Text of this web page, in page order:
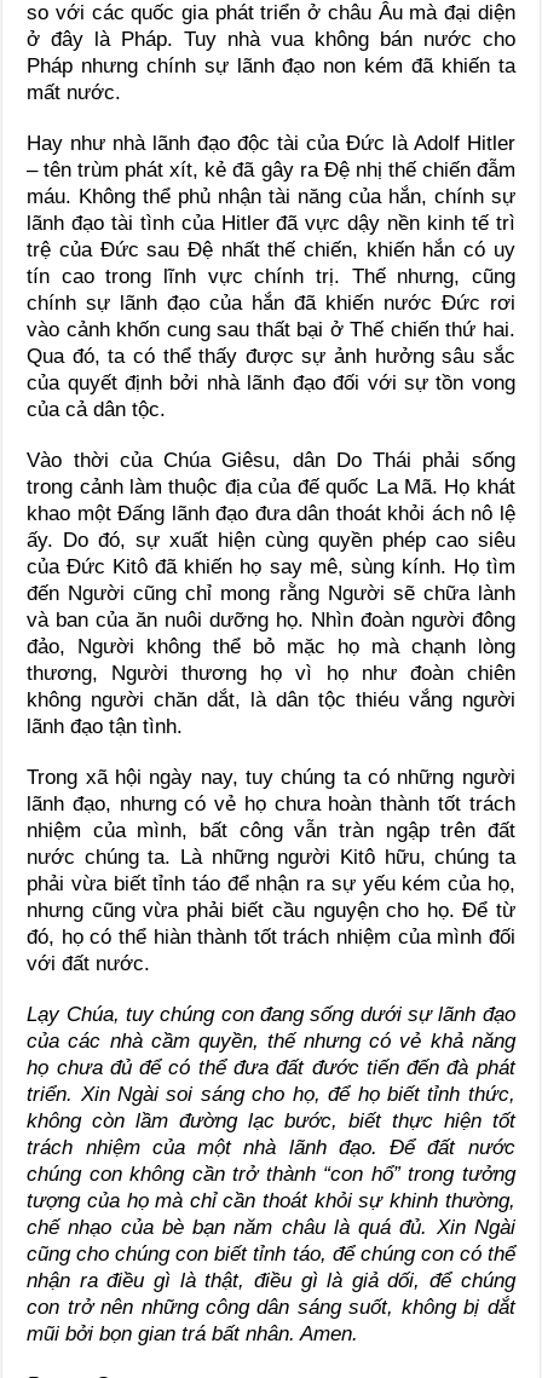
so với các quốc gia phát triển ở châu Âu mà đại diện
ở đây là Pháp. Tuy nhà vua không bán nước cho
Pháp nhưng chính sự lãnh đạo non kém đã khiến ta
mất nước.
Hay như nhà lãnh đạo độc tài của Đức là Adolf Hitler
– tên trùm phát xít, kẻ đã gây ra Đệ nhị thế chiến đẫm
máu. Không thể phủ nhận tài năng của hắn, chính sự
lãnh đạo tài tình của Hitler đã vực dậy nền kinh tế trì
trệ của Đức sau Đệ nhất thế chiến, khiến hắn có uy
tín cao trong lĩnh vực chính trị. Thế nhưng, cũng
chính sự lãnh đạo của hắn đã khiến nước Đức rơi
vào cảnh khốn cung sau thất bại ở Thế chiến thứ hai.
Qua đó, ta có thể thấy được sự ảnh hưởng sâu sắc
của quyết định bởi nhà lãnh đạo đối với sự tồn vong
của cả dân tộc.
Vào thời của Chúa Giêsu, dân Do Thái phải sống
trong cảnh làm thuộc địa của đế quốc La Mã. Họ khát
khao một Đấng lãnh đạo đưa dân thoát khỏi ách nô lệ
ấy. Do đó, sự xuất hiện cùng quyền phép cao siêu
của Đức Kitô đã khiến họ say mê, sùng kính. Họ tìm
đến Người cũng chỉ mong rằng Người sẽ chữa lành
và ban của ăn nuôi dưỡng họ. Nhìn đoàn người đông
đảo, Người không thể bỏ mặc họ mà chạnh lòng
thương, Người thương họ vì họ như đoàn chiên
không người chăn dắt, là dân tộc thiéu vắng người
lãnh đạo tận tình.
Trong xã hội ngày nay, tuy chúng ta có những người
lãnh đạo, nhưng có vẻ họ chưa hoàn thành tốt trách
nhiệm của mình, bất công vẫn tràn ngập trên đất
nước chúng ta. Là những người Kitô hữu, chúng ta
phải vừa biết tỉnh táo để nhận ra sự yếu kém của họ,
nhưng cũng vừa phải biết cầu nguyện cho họ. Để từ
đó, họ có thể hiàn thành tốt trách nhiệm của mình đối
với đất nước.
Lạy Chúa, tuy chúng con đang sống dưới sự lãnh đạo
của các nhà cầm quyền, thế nhưng có vẻ khả năng
họ chưa đủ để có thể đưa đất đước tiến đến đà phát
triển. Xin Ngài soi sáng cho họ, để họ biết tỉnh thức,
không còn lầm đường lạc bước, biết thực hiện tốt
trách nhiệm của một nhà lãnh đạo. Để đất nước
chúng con không cần trở thành “con hổ” trong tưởng
tượng của họ mà chỉ cần thoát khỏi sự khinh thường,
chế nhạo của bè bạn năm châu là quá đủ. Xin Ngài
cũng cho chúng con biết tỉnh táo, để chúng con có thể
nhận ra điều gì là thật, điều gì là giả dối, để chúng
con trở nên những công dân sáng suốt, không bị dắt
mũi bởi bọn gian trá bất nhân. Amen.